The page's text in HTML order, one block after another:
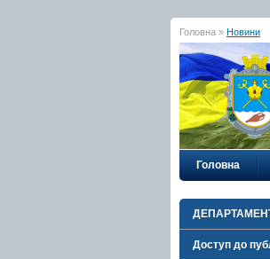
Головна » Новини
Головна
Доступ до